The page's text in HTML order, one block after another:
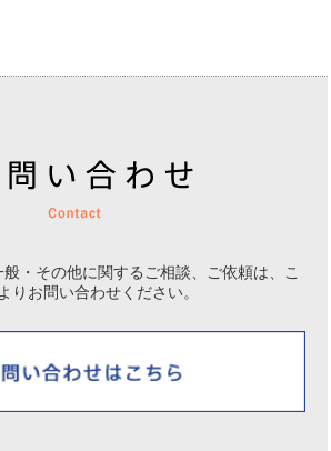
・その他に関するご相談、ご依頼は、 こ
りお問い合わせください。